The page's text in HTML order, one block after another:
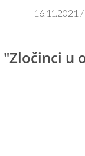
16.11.2021
"Zločinci u